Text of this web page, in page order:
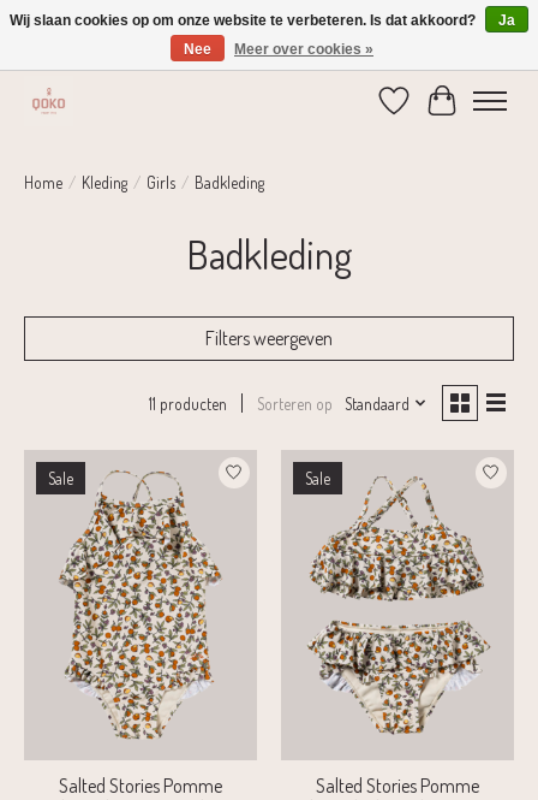
Verzending 1-2 dagen | Gratis verzending vanaf € 75,-
Verlanglijst
Home / Kleding / Girls / Badkleding
Badkleding
Filters weergeven
11 producten Sorteren op Standaard
Sale
Salted Stories Pomme
Sale
Salted Stories Pomme
Wij slaan cookies op om onze website te verbeteren. Is dat akkoord?
Ja
Nee
Meer over cookies »